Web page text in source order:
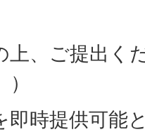
上、ご提出く
時提供可能